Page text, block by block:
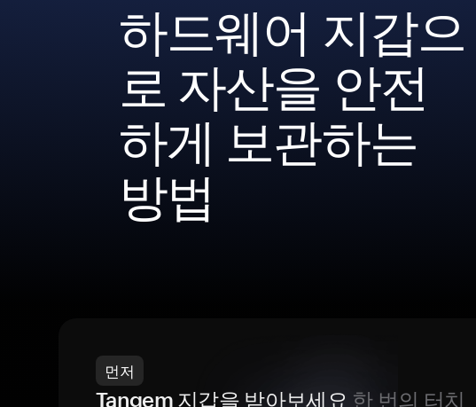
하드웨어 지갑으
로 자산을 안전
하게 보관하는
방법
먼저
Tangem 지갑을 받아보세요 한 번의 터치